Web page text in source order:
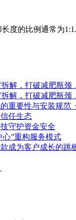
度的比例通常为
解，打破减肥瓶颈
解，打破减肥瓶颈
重要性与安装规范
任生态
守护资金安全
心”重构服务模式
成为客户成长的跳